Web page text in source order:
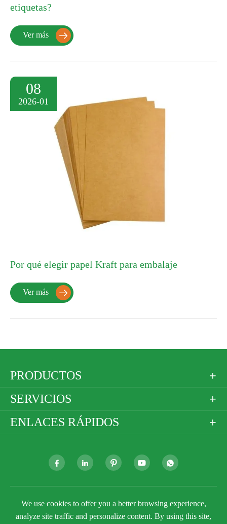
etiquetas?
Ver más 
08
2026-01
Por qué elegir papel Kraft para embalaje
Ver más 
PRODUCTOS 
SERVICIOS 
ENLACES RÁPIDOS 
    
Derechos DE AUTOR ©Golden Paper Company
LimitedTodos los derechos reservados.

We use cookies to offer you a better browsing experience,
analyze site traffic and personalize content. By using this site,